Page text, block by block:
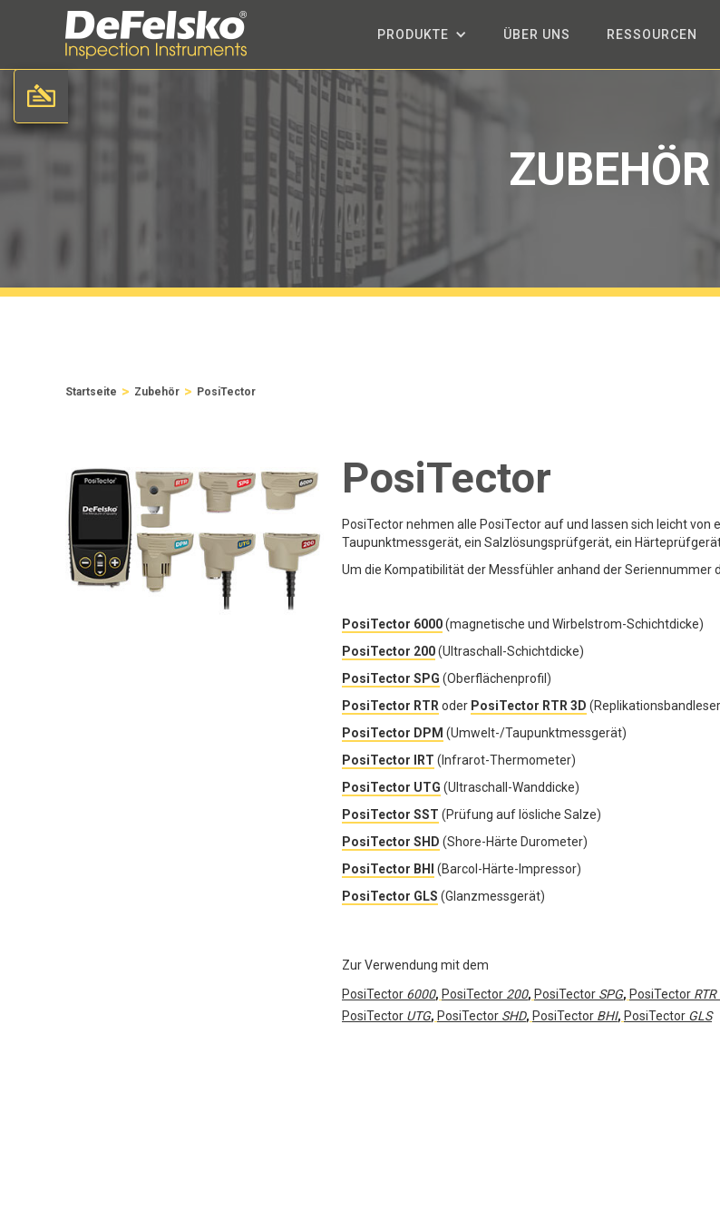
PRODUKTE ÜBER UNS RESSOURCEN
ZUBEHÖR
Startseite > Zubehör > PosiTector
PosiTector
PosiTector nehmen alle PosiTector auf und lassen sich leicht
Taupunktmessgerät, ein Salzlösungsprüfgerät, ein
Um die Kompatibilität der Messfühler anhand der Seriennummer
PosiTector 6000(magnetische und Wirbelstrom-Schichtdicke)
PosiTector 200(Ultraschall-Schichtdicke)
PosiTector SPG (Oberflächenprofil)
PosiTector RTR oder PosiTector RTR 3D
PosiTector DPM (Umwelt-/Taupunktmessgerät)
PosiTector IRT (Infrarot-Thermometer)
PosiTector UTG (Ultraschall-Wanddicke)
PosiTector SST (Prüfung auf lösliche Salze)
PosiTector SHD (Shore-Härte Durometer)
PosiTector BHI
(Barcol-Härte-Impressor)
PosiTector GLS (Glanzmessgerät)
Zur Verwendung mit dem
PosiTector 6000, PosiTector 200, PosiTector SPG, PosiTector RTR
PosiTector UTG, PosiTector SHD, PosiTector BHI, PosiTector GLS